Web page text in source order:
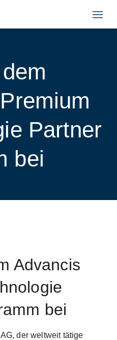
Partner
bei
Advancis
bei
der weltweit tätige